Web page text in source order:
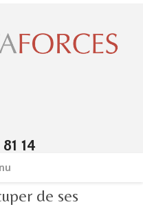
14
de ses